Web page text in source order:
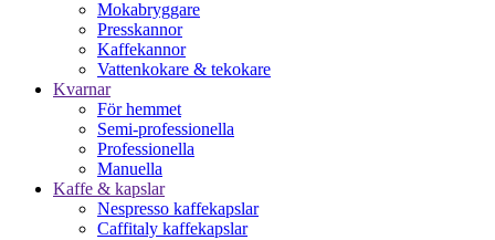
Mokabryggare
Presskannor
Kaffekannor
Vattenkokare & tekokare
Kvarnar
För hemmet
Semi-professionella
Professionella
Manuella
Kaffe & kapslar
Nespresso kaffekapslar
Caffitaly kaffekapslar